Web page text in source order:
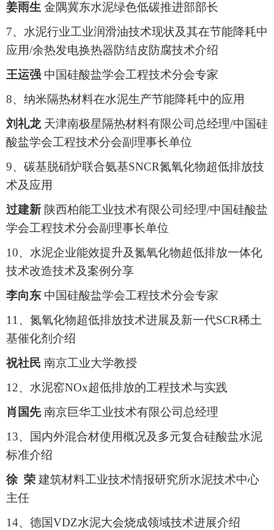
姜雨生 金隅冀东水泥绿色低碳推进部部长
7、水泥行业工业润滑油技术现状及其在节能降耗中
应用/余热发电换热器防结皮防腐技术介绍
王运强 中国硅酸盐学会工程技术分会专家
8、纳米隔热材料在水泥生产节能降耗中的应用
刘礼龙天津南极星隔热材料有限公司总经理/中国硅
酸盐学会工程技术分会副理事长单位
9、碳基脱硝炉联合氨基SNCR氮氧化物超低排放技
术及应用
过建新 陕西柏能工业技术有限公司经理/中国硅酸盐
学会工程技术分会副理事长单位
10、水泥企业能效提升及氮氧化物超低排放一体化
技术改造技术及案例分享
李向东 中国硅酸盐学会工程技术分会专家
11、氮氧化物超低排放技术进展及新一代SCR稀土
基催化剂介绍
祝社民 南京工业大学教授
12、水泥窑NOx超低排放的工程技术与实践
肖国先南京巨华工业技术有限公司总经理
13、国内外混合材使用概况及多元复合硅酸盐水泥
标准介绍
徐 荣 建筑材料工业技术情报研究所水泥技术中心
主任
14、德国VDZ水泥大会烧成领域技术进展介绍